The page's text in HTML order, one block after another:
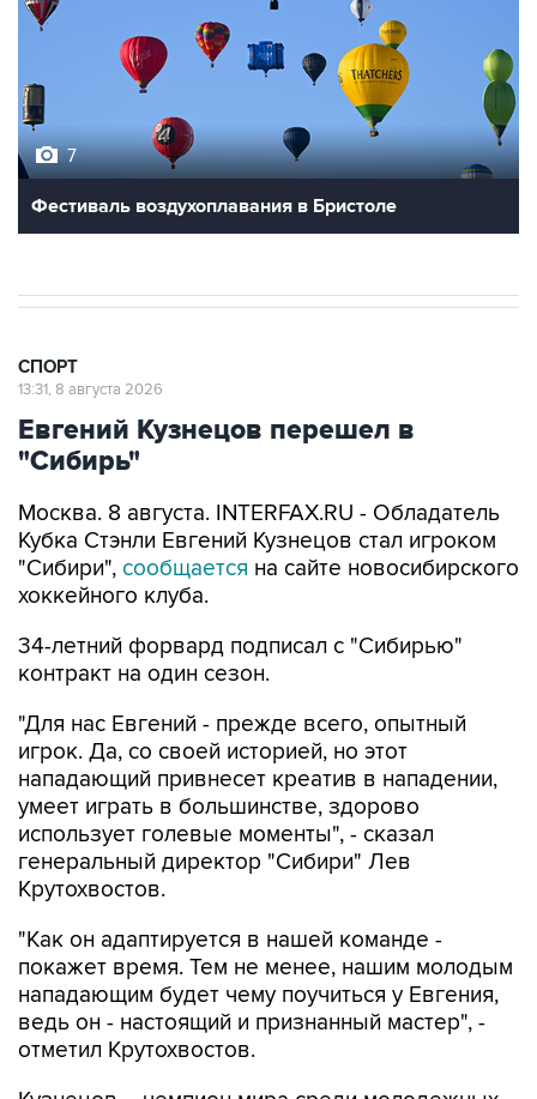
7
Фестиваль воздухоплавания в Бристоле
СПОРТ
13:31, 8 августа 2026
Евгений Кузнецов перешел в
"Сибирь"
Москва. 8 августа. INTERFAX.RU - Обладатель
Кубка Стэнли Евгений Кузнецов стал игроком
"Сибири", сообщается на сайте новосибирского
хоккейного клуба.
34-летний форвард подписал с "Сибирью"
контракт на один сезон.
"Для нас Евгений - прежде всего, опытный
игрок. Да, со своей историей, но этот
нападающий привнесет креатив в нападении,
умеет играть в большинстве, здорово
использует голевые моменты", - сказал
генеральный директор "Сибири" Лев
Крутохвостов.
"Как он адаптируется в нашей команде -
покажет время. Тем не менее, нашим молодым
нападающим будет чему поучиться у Евгения,
ведь он - настоящий и признанный мастер", -
отметил Крутохвостов.